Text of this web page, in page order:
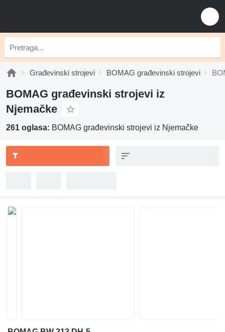
Građevinski strojevi BOMAG građevinski strojevi
BOMAG građevinski strojevi iz
Njemačke
261 oglasa: BOMAG građevinski strojevi iz Njemačke